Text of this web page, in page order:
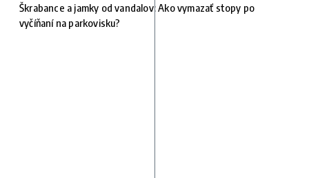
Škrabance a jamky od vandalov: Ako vymazať stopy po
vyčíňaní na parkovisku?